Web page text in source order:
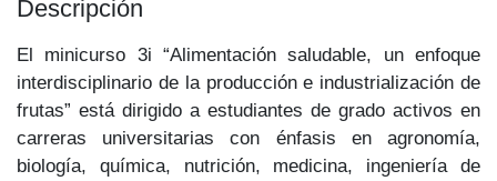
Descripción
El minicurso 3i “Alimentación saludable, un enfoque
interdisciplinario de la producción e industrialización de
frutas” está dirigido a estudiantes de grado activos en
carreras universitarias con énfasis en agronomía,
biología, química, nutrición, medicina, ingeniería de